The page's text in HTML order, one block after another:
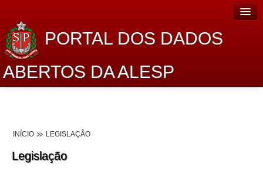
PORTAL DOS DADOS
ABERTOS DA ALESP
Dados Abertos Alesp
Lei de Acesso à Informação
INÍCIO LEGISLAÇÃO
Legislação